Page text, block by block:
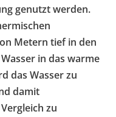
genutzt werden.
Metern tief in den
in das warme
das Wasser zu
damit
zu